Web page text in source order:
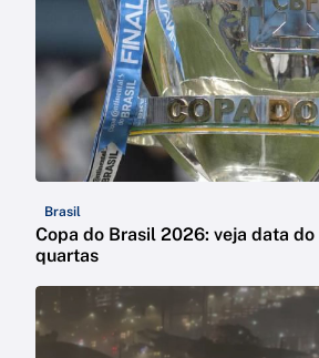
Brasil
Copa do Brasil 2026: veja data
quartas